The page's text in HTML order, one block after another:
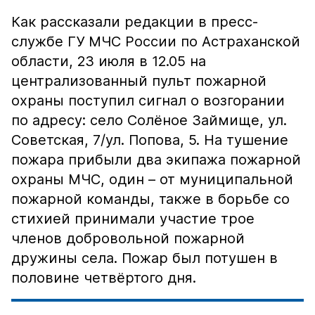
Как рассказали редакции в пресс-
службе ГУ МЧС России по Астраханской
области, 23 июля в 12.05 на
централизованный пульт пожарной
охраны поступил сигнал о возгорании
по адресу: село Солёное Займище, ул.
Советская, 7/ул. Попова, 5. На тушение
пожара прибыли два экипажа пожарной
охраны МЧС, один – от муниципальной
пожарной команды, также в борьбе со
стихией принимали участие трое
членов добровольной пожарной
дружины села. Пожар был потушен в
половине четвёртого дня.